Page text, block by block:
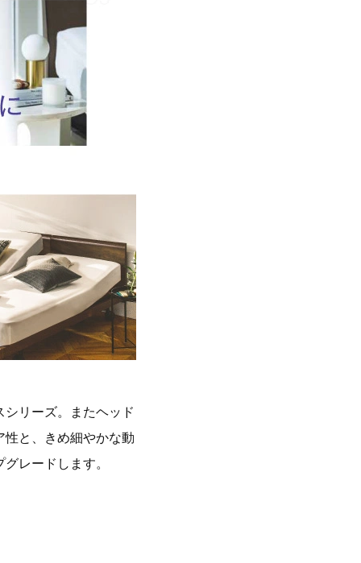
リーズ。またヘッド
と、きめ細やかな動
レードします。